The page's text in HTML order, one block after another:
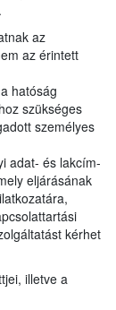
az
az érintett
hatóság
szükséges
személyes
adat- és lakcím-
eljárásának
kérhet
illetve a